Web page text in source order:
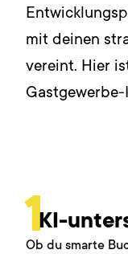
mit deinen
vereint. Hier
1KI-
Ob du smarte